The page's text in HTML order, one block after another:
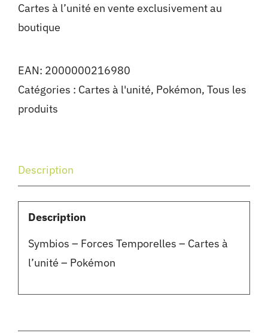
Cartes à l’unité en vente exclusivement au
boutique
EAN: 2000000216980
Catégories : Cartes à l'unité, Pokémon, Tous les
produits
Description
Description
Symbios – Forces Temporelles – Cartes à
l’unité – Pokémon